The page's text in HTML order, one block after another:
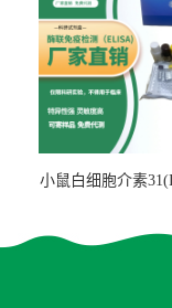
小鼠白细胞介素